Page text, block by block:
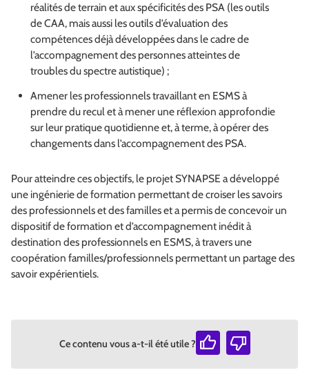
réalités de terrain et aux spécificités des PSA (les outils
de CAA, mais aussi les outils d’évaluation des
compétences déjà développées dans le cadre de
l’accompagnement des personnes atteintes de
troubles du spectre autistique) ;
Amener les professionnels travaillant en ESMS à
prendre du recul et à mener une réflexion approfondie
sur leur pratique quotidienne et, à terme, à opérer des
changements dans l’accompagnement des PSA.
Pour atteindre ces objectifs, le projet SYNAPSE a développé
une ingénierie de formation permettant de croiser les savoirs
des professionnels et des familles et a permis de concevoir un
dispositif de formation et d’accompagnement inédit à
destination des professionnels en ESMS, à travers une
coopération familles/professionnels permettant un partage des
savoir expérientiels.
Ce contenu vous a-t-il été utile ?